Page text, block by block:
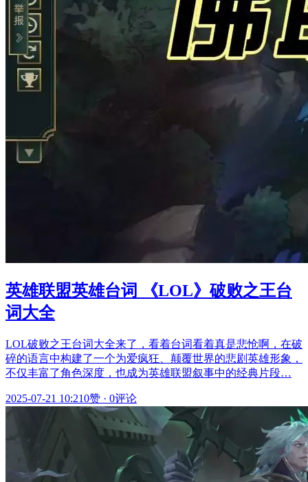
英雄联盟英雄台词 《LOL》破败之王台
词大全
LOL破败之王台词大全来了，看着台词看着真是悲怆啊，在破
碎的语言中构建了一个为爱疯狂、颠覆世界的悲剧英雄形象，
不仅丰富了角色深度，也成为英雄联盟叙事中的经典片段…
2025-07-21 10:210赞 · 0评论